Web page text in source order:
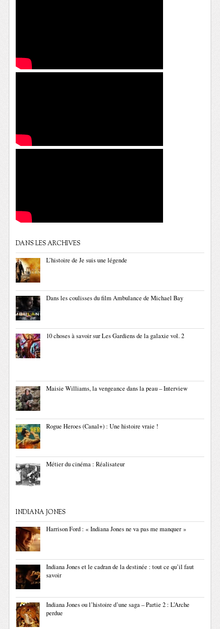
DANS LES ARCHIVES
L’histoire de Je suis une légende
Dans les coulisses du film Ambulance de Michael Bay
10 choses à savoir sur Les Gardiens de la galaxie vol. 2
Maisie Williams, la vengeance dans la peau – Interview
Rogue Heroes (Canal+) : Une histoire vraie !
Métier du cinéma : Réalisateur
INDIANA JONES
Harrison Ford : « Indiana Jones ne va pas me manquer »
Indiana Jones et le cadran de la destinée : tout ce qu’il faut
savoir
Indiana Jones ou l’histoire d’une saga – Partie 2 : L’Arche
perdue